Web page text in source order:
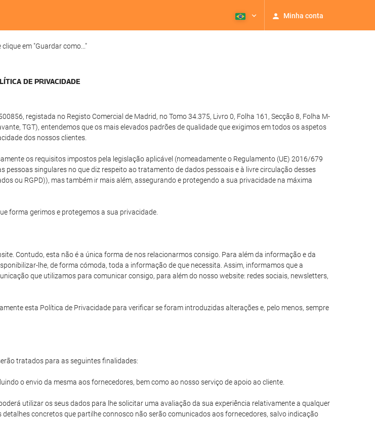
Minha conta
em "Guardar como..."
DE PRIVACIDADE
registada no Registo Comercial de Madrid, no Tomo 34.375, Livro 0, Folha 161, Secção 8, Folha M-
TGT), entendemos que os mais elevados padrões de qualidade que exigimos em todos os aspetos
dos nossos clientes.
os requisitos impostos pela legislação aplicável (nomeadamente o Regulamento (UE) 2016/679
pessoas singulares no que diz respeito ao tratamento de dados pessoais e à livre circulação desses
ou RGPD)), mas também ir mais além, assegurando e protegendo a sua privacidade na máxima
forma gerimos e protegemos a sua privacidade.
Contudo, esta não é a única forma de nos relacionarmos consigo. Para além da informação e da
lhe, de forma cómoda, toda a informação de que necessita. Assim, informamos que a
que utilizamos para comunicar consigo, para além do nosso website: redes sociais, newsletters,
esta Política de Privacidade para verificar se foram introduzidas alterações e, pelo menos, sempre
tratados para as seguintes finalidades:
o envio da mesma aos fornecedores, bem como ao nosso serviço de apoio ao cliente.
utilizar os seus dados para lhe solicitar uma avaliação da sua experiência relativamente a qualquer
concretos que partilhe connosco não serão comunicados aos fornecedores, salvo indicação